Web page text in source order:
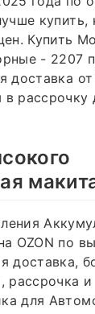
купить,
Купить
- 2207
доставка
рассрочку
OZON по
доставка,
рассрочка и
для